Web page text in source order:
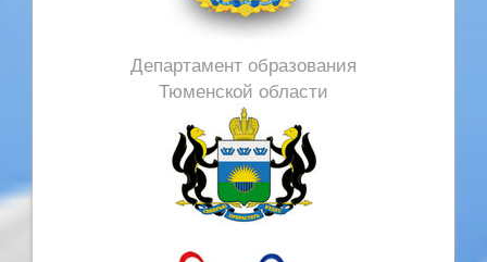
Департамент образования
Тюменской области